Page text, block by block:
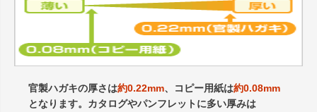
官製ハガキの厚さは約0.22mm、コピー用紙は約0.08mm
となります。カタログやパンフレットに多い厚みは